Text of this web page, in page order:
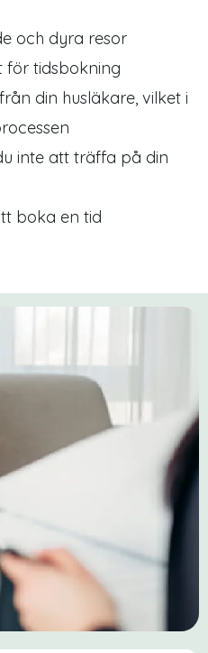
och dyra resor
för tidsbokning
din husläkare, vilket i
inte att träffa på din
boka en tid